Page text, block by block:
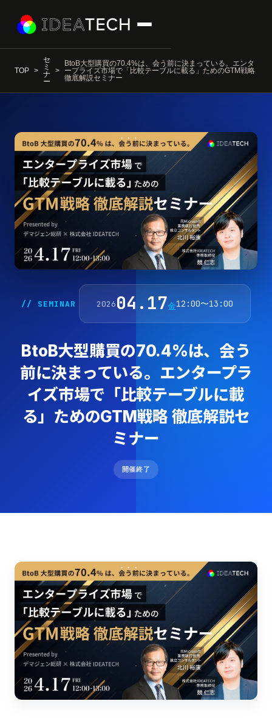
TOP
セ
ミ
ナ
ー
BtoB大型購買の70.4%は、会う前に決まっている。エンタ
ープライズ市場で「比較テーブルに載る」ためのGTM戦略
徹底解説セミナー
// SEMINAR 202604.17金12:00〜13:00
BtoB大型購買の70.4%は、会う
前に決まっている。エンタープラ
イズ市場で「比較テーブルに載
る」ためのGTM戦略 徹底解説セ
ミナー
開催終了